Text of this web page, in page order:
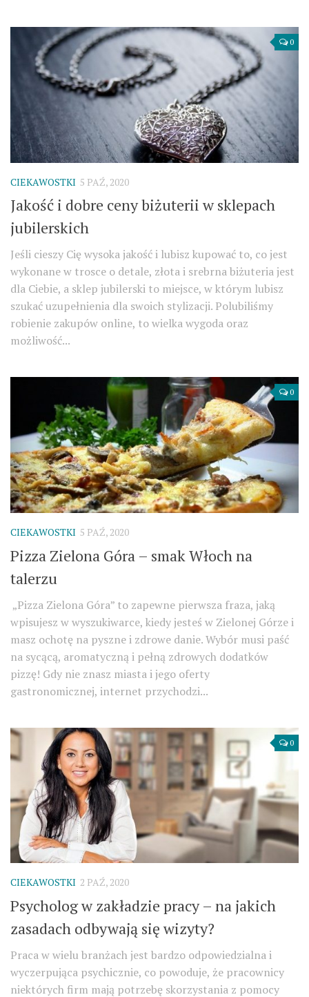
0
CIEKAWOSTKI 5 PAŹ, 2020
Jakość i dobre ceny biżuterii w sklepach
jubilerskich
Jeśli cieszy Cię wysoka jakość i lubisz kupować to, co jest
wykonane w trosce o detale, złota i srebrna biżuteria jest
dla Ciebie, a sklep jubilerski to miejsce, w którym lubisz
szukać uzupełnienia dla swoich stylizacji. Polubiliśmy
robienie zakupów online, to wielka wygoda oraz
możliwość...
0
CIEKAWOSTKI 5 PAŹ, 2020
Pizza Zielona Góra – smak Włoch na
talerzu
„Pizza Zielona Góra” to zapewne pierwsza fraza, jaką
wpisujesz w wyszukiwarce, kiedy jesteś w Zielonej Górze i
masz ochotę na pyszne i zdrowe danie. Wybór musi paść
na sycącą, aromatyczną i pełną zdrowych dodatków
pizzę! Gdy nie znasz miasta i jego oferty
gastronomicznej, internet przychodzi...
0
CIEKAWOSTKI 2 PAŹ, 2020
Psycholog w zakładzie pracy – na jakich
zasadach odbywają się wizyty?
Praca w wielu branżach jest bardzo odpowiedzialna i
wyczerpująca psychicznie, co powoduje, że pracownicy
niektórych firm mają potrzebę skorzystania z pomocy